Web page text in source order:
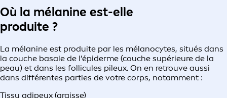
Où la mélanine est-elle
produite ?
La mélanine est produite par les mélanocytes, situés dans
la couche basale de l’épiderme (couche supérieure de la
peau) et dans les follicules pileux. On en retrouve aussi
dans différentes parties de votre corps, notamment :
Tissu adipeux (graisse)